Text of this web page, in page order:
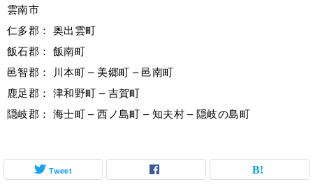
雲南市
仁多郡： 奥出雲町
飯石郡： 飯南町
邑智郡： 川本町 – 美郷町 – 邑南町
鹿足郡： 津和野町 – 吉賀町
隠岐郡： 海士町 – 西ノ島町 – 知夫村 – 隠岐の島町
Tweet